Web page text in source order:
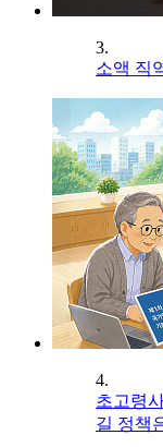
3.
소액 직
4.
초고령
길 정책